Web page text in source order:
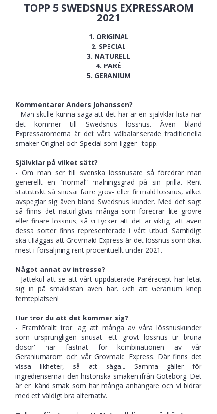
TOPP 5 SWEDSNUS EXPRESSAROM
2021
1. ORIGINAL
2. SPECIAL
3. NATURELL
4. PARÉ
5. GERANIUM
Kommentarer Anders Johansson?
- Man skulle kunna säga att det här är en självklar lista när
det kommer till Swedsnus lössnus. Även bland
Expressaromerna är det våra välbalanserade traditionella
smaker Original och Special som ligger i topp.
Självklar på vilket sätt?
- Om man ser till svenska lössnusare så föredrar man
generellt en ”normal” malningsgrad på sin prilla. Rent
statistiskt så snusar färre grov- eller finmald lössnus, vilket
avspeglar sig även bland Swedsnus kunder. Med det sagt
så finns det naturligtvis många som föredrar lite grövre
eller finare lössnus, så vi tycker att det är viktigt att även
dessa sorter finns representerade i vårt utbud. Samtidigt
ska tilläggas att Grovmald Express är det lössnus som ökat
mest i försäljning rent procentuellt under 2021.
Något annat av intresse?
- Jättekul att se att vårt uppdaterade Parérecept har letat
sig in på smaklistan även här. Och att Geranium knep
femteplatsen!
Hur tror du att det kommer sig?
- Framförallt tror jag att många av våra lössnuskunder
som ursprungligen snusat 'ett grovt lössnus ur bruna
dosor' har fastnat för kombinationen av vår
Geraniumarom och vår Grovmald Express. Där finns det
vissa likheter, så att säga... Samma gäller för
ingredienserna i den historiska smaken ifrån Göteborg. Det
är en känd smak som har många anhängare och vi bidrar
med ett väldigt bra alternativ.